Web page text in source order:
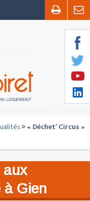
> « Déchet’ Circus »
aux
à Gien